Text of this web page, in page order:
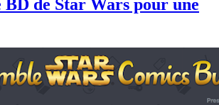
la
BD de Star Wars pour une